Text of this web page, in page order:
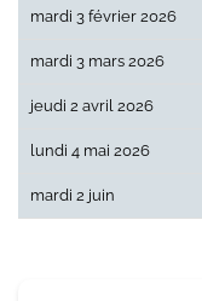
mardi 3 février 2026
mardi 3 mars 2026
jeudi 2 avril 2026
lundi 4 mai 2026
mardi 2 juin